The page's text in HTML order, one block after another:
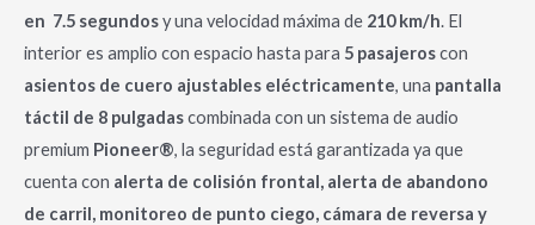
en 7.5 segundosy una velocidad máxima de 210 km/h. El
interior es amplio con espacio hasta para 5 pasajeroscon
asientos de cuero ajustables eléctricamente, una pantalla
táctil de 8 pulgadascombinada con un sistema de audio
premium Pioneer®, la seguridad está garantizada ya que
cuenta con alerta de colisión frontal, alerta de abandono
de carril, monitoreo de punto ciego, cámara de reversa y